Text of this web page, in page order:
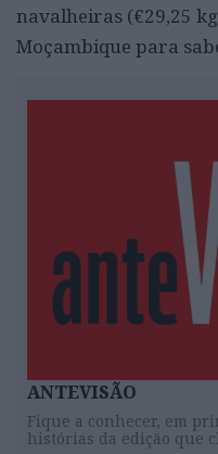
navalheiras (€29,25
Moçambique para
ANTEVISÃO
Fique a conhecer, em
histórias da edição que